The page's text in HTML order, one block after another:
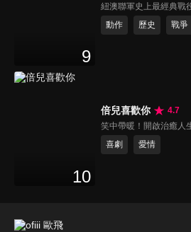
9
紐澳聯軍史上最經典戰
動作
歷史 戰爭
10
倍兒喜歡你
4.7
笑中帶暖！開啟治癒人
喜劇
愛情